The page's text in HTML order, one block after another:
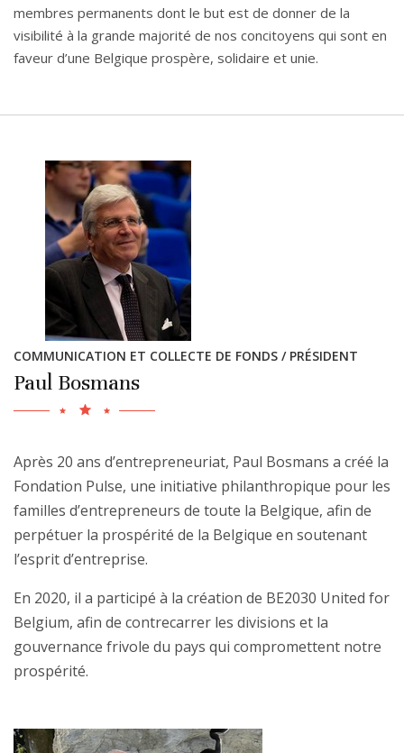
membres permanents dont le but est de donner de la
visibilité à la grande majorité de nos concitoyens qui sont en
faveur d’une Belgique prospère, solidaire et unie.
COMMUNICATION ET COLLECTE DE FONDS / PRÉSIDENT
Paul Bosmans
Après 20 ans d’entrepreneuriat, Paul Bosmans a créé la
Fondation Pulse, une initiative philanthropique pour les
familles d’entrepreneurs de toute la Belgique, afin de
perpétuer la prospérité de la Belgique en soutenant
l’esprit d’entreprise.
En 2020, il a participé à la création de BE2030 United for
Belgium, afin de contrecarrer les divisions et la
gouvernance frivole du pays qui compromettent notre
prospérité.